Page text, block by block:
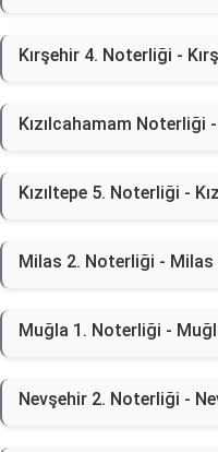
Kırşehir 4. Noterliği -
Kızılcahamam Noterliği
Kızıltepe 5. Noterliği -
Milas 2. Noterliği - Milas
Muğla 1. Noterliği -
Nevşehir 2. Noterliği -